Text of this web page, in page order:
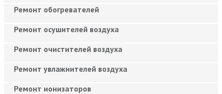
Ремонт обогревателей
Ремонт осушителей воздуха
Ремонт очистителей воздуха
Ремонт увлажнителей воздуха
Ремонт ионизаторов